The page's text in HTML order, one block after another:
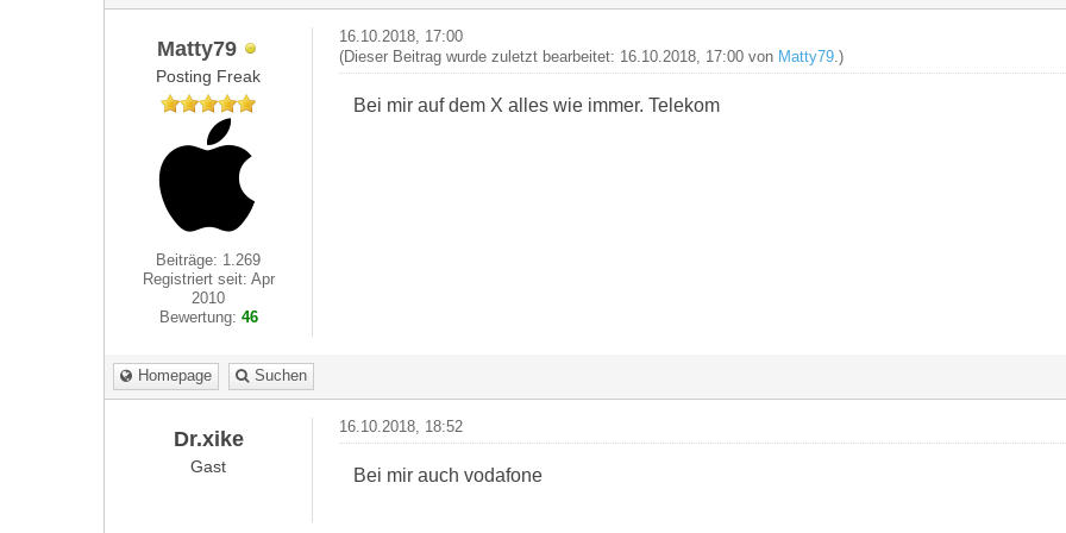
Matty79
Posting Freak
Beiträge: 1.269
Registriert seit: Apr
2010
Bewertung: 46
16.10.2018, 17:00
(Dieser Beitrag wurde zuletzt bearbeitet: 16.10.2018, 17:00 von Matty79.)
Bei mir auf dem X alles wie immer. Telekom
Homepage Suchen
Dr.xike
Gast
16.10.2018, 18:52
Bei mir auch vodafone